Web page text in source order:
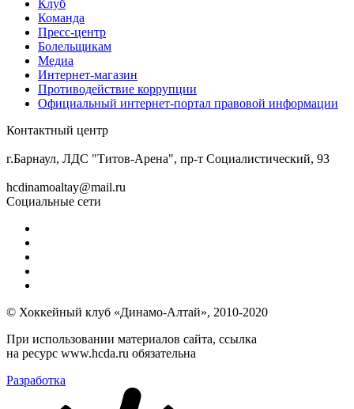
Клуб
Команда
Пресс-центр
Болельщикам
Медиа
Интернет-магазин
Противодействие коррупции
Официальный интернет-портал правовой информации
Контактный центр
г.Барнаул, ЛДС "Титов-Арена", пр-т Социалистический, 93
hcdinamoaltay@mail.ru
Социальные сети
© Хоккейный клуб «Динамо-Алтай», 2010-2020
При использовании материалов сайта, ссылка
на ресурс www.hcda.ru обязательна
Разработка